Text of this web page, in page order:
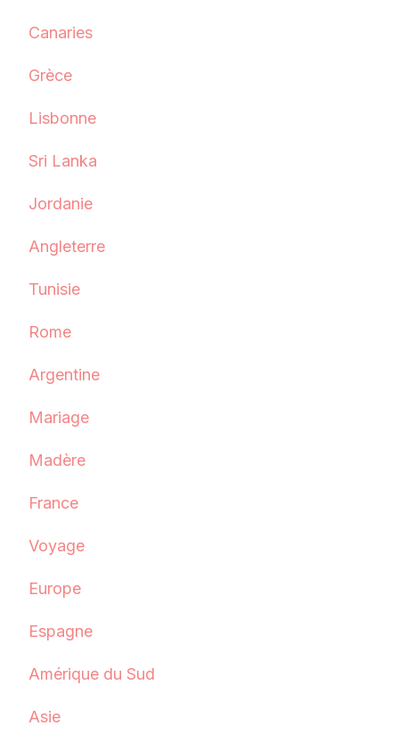
Canaries
Grèce
Lisbonne
Sri Lanka
Jordanie
Angleterre
Tunisie
Rome
Argentine
Mariage
Madère
France
Voyage
Europe
Espagne
Amérique du Sud
Asie